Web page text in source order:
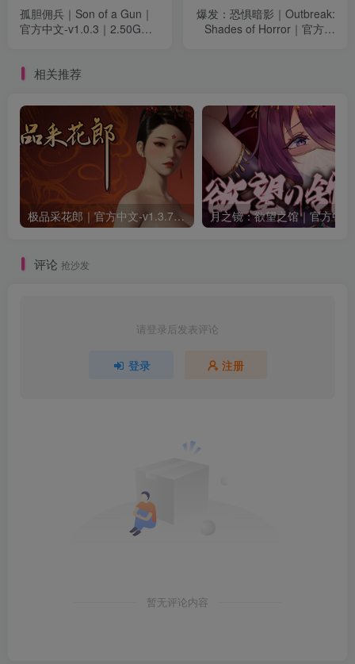
孤胆佣兵｜Son of a Gun｜
官方中文-v1.0.3｜2.50G｜
爆发：恐惧暗影｜Outbreak:
Shades of Horror｜官方中
相关推荐
极品采花郎｜官方中文-v1.3.7+满金币初始存档+通关存档｜7.11G｜免安装
评论 抢沙发
请登录后发表评论
登录 注册
暂无评论内容